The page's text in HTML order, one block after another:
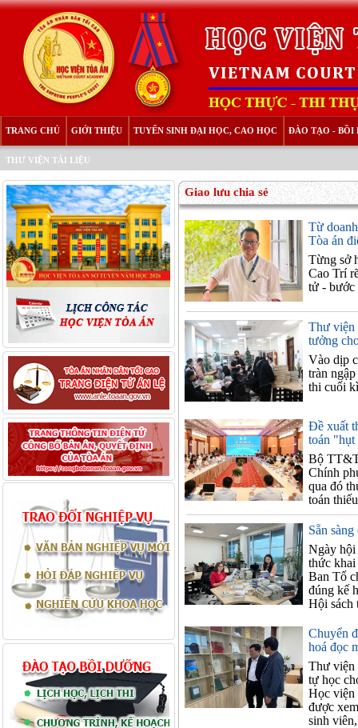
TRANG CHỦ GIỚI THIỆU TUYỂN SINH ĐẠI HỌC, CAO HỌC ĐÀO TẠO - BỒI
THƯ VIỆN TÀI LIỆU
Giao lưu chia sẻ
Từ
Tòa án
Từng sở
Cao Trí
tử - bước
Thư viện
tưởng
Vào dịp
tràn
thi cuối
Đề xuất
toán
Bộ
Chính
qua đó
toán
Sẵn
Ngày hội
thức khai
Ban Tổ
đúng kế
Hội sách
Chuyển
hoá đọc
Thư viện
tự học
Học viện
được
sinh